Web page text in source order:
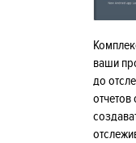
ваши
до